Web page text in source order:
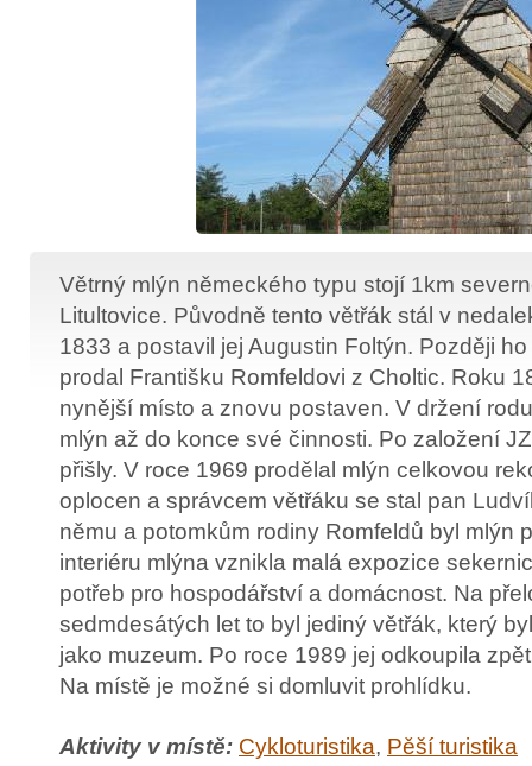
Větrný mlýn německého typu stojí 1km
Litultovice. Původně tento větřák stál v
1833 a postavil jej Augustin Foltýn. Později
prodal Františku Romfeldovi z Choltic. Roku
nynější místo a znovu postaven. V držení
mlýn až do konce své činnosti. Po založení
přišly. V roce 1969 prodělal mlýn celkovou
oplocen a správcem větřáku se stal pan
němu a potomkům rodiny Romfeldů byl mlýn
interiéru mlýna vznikla malá expozice
potřeb pro hospodářství a domácnost. Na
sedmdesátých let to byl jediný větřák, který
jako muzeum. Po roce 1989 jej odkoupila
Na místě je možné si domluvit prohlídku.
Aktivity v místě: Cykloturistika, Pěší turistika